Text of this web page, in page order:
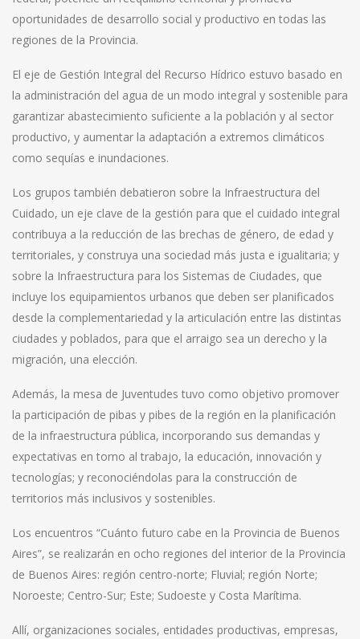
oportunidades de desarrollo social y productivo en todas las
regiones de la Provincia.
El eje de Gestión Integral del Recurso Hídrico estuvo basado en
la administración del agua de un modo integral y sostenible para
garantizar abastecimiento suficiente a la población y al sector
productivo, y aumentar la adaptación a extremos climáticos
como sequías e inundaciones.
Los grupos también debatieron sobre la Infraestructura del
Cuidado, un eje clave de la gestión para que el cuidado integral
contribuya a la reducción de las brechas de género, de edad y
territoriales, y construya una sociedad más justa e igualitaria; y
sobre la Infraestructura para los Sistemas de Ciudades, que
incluye los equipamientos urbanos que deben ser planificados
desde la complementariedad y la articulación entre las distintas
ciudades y poblados, para que el arraigo sea un derecho y la
migración, una elección.
Además, la mesa de Juventudes tuvo como objetivo promover
la participación de pibas y pibes de la región en la planificación
de la infraestructura pública, incorporando sus demandas y
expectativas en torno al trabajo, la educación, innovación y
tecnologías; y reconociéndolas para la construcción de
territorios más inclusivos y sostenibles.
Los encuentros “Cuánto futuro cabe en la Provincia de Buenos
Aires”, se realizarán en ocho regiones del interior de la Provincia
de Buenos Aires: región centro-norte; Fluvial; región Norte;
Noroeste; Centro-Sur; Este; Sudoeste y Costa Marítima.
Allí, organizaciones sociales, entidades productivas, empresas,